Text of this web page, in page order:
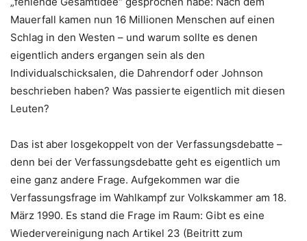
Mauerfall kamen nun 16 Millionen Menschen auf einen
Schlag in den Westen – und warum sollte es denen
eigentlich anders ergangen sein als den
Individualschicksalen, die Dahrendorf oder Johnson
beschrieben haben? Was passierte eigentlich mit diesen
Leuten?
Das ist aber losgekoppelt von der Verfassungsdebatte –
denn bei der Verfassungsdebatte geht es eigentlich um
eine ganz andere Frage. Aufgekommen war die
Verfassungsfrage im Wahlkampf zur Volkskammer am 18.
März 1990. Es stand die Frage im Raum: Gibt es eine
Wiedervereinigung nach Artikel 23 (Beitritt zum